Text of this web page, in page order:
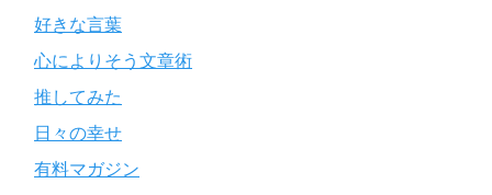
好きな言葉
心によりそう文章術
推してみた
日々の幸せ
有料マガジン